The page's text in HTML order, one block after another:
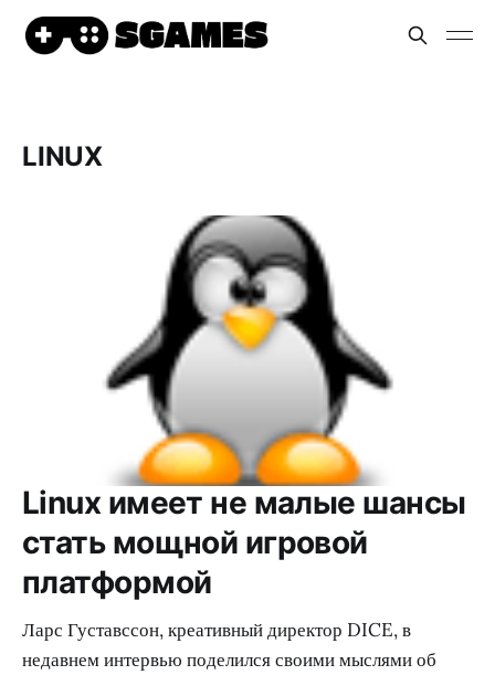
LINUX
Linux имеет не малые шансы
стать мощной игровой
платформой
Ларс Густавссон, креативный директор DICE, в
недавнем интервью поделился своими мыслями об